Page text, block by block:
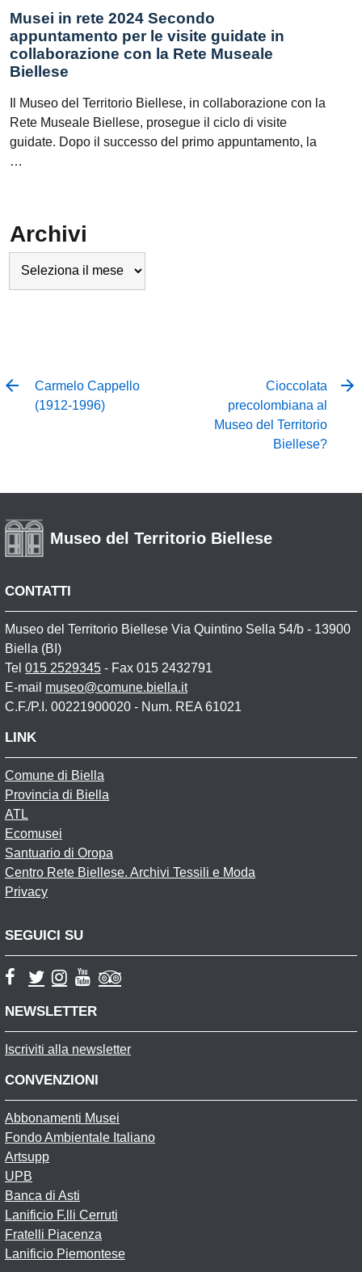
Musei in rete 2024 Secondo
appuntamento per le visite guidate in
collaborazione con la Rete Museale
Biellese
Il Museo del Territorio Biellese, in collaborazione con la
Rete Museale Biellese, prosegue il ciclo di visite
guidate. Dopo il successo del primo appuntamento, la
…
Archivi
Carmelo Cappello
(1912-1996)
Cioccolata
precolombiana al
Museo del Territorio
Biellese?
Museo del Territorio Biellese
CONTATTI
Museo del Territorio Biellese Via Quintino Sella 54/b - 13900
Biella (BI)
Tel 015 2529345 - Fax 015 2432791
E-mail museo@comune.biella.it
C.F./P.I. 00221900020 - Num. REA 61021
LINK
Comune di Biella
Provincia di Biella
ATL
Ecomusei
Santuario di Oropa
Centro Rete Biellese. Archivi Tessili e Moda
Privacy
SEGUICI SU
NEWSLETTER
Iscriviti alla newsletter
CONVENZIONI
Abbonamenti Musei
Fondo Ambientale Italiano
Artsupp
UPB
Banca di Asti
Lanificio F.lli Cerruti
Fratelli Piacenza
Lanificio Piemontese